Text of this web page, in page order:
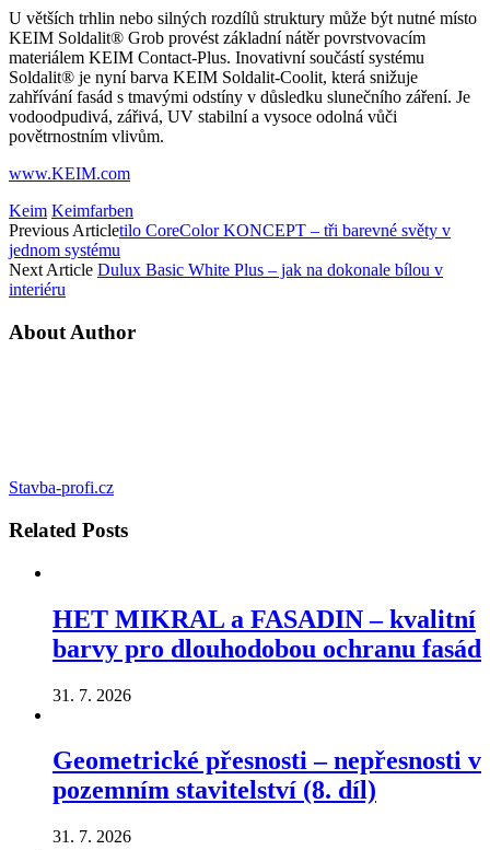
U větších trhlin nebo silných rozdílů struktury může být nutné místo
KEIM Soldalit® Grob provést základní nátěr povrstvovacím
materiálem KEIM Contact-Plus. Inovativní součástí systému
Soldalit® je nyní barva KEIM Soldalit-Coolit, která snižuje
zahřívání fasád s tmavými odstíny v důsledku slunečního záření. Je
vodoodpudivá, zářivá, UV stabilní a vysoce odolná vůči
povětrnostním vlivům.
www.KEIM.com
Keim Keimfarben
Previous Articletilo CoreColor KONCEPT – tři barevné světy v
jednom systému
Next Article Dulux Basic White Plus – jak na dokonale bílou v
interiéru
About Author
Stavba-profi.cz
Related Posts
HET MIKRAL a FASADIN – kvalitní
barvy pro dlouhodobou ochranu fasád
31. 7. 2026
Geometrické přesnosti – nepřesnosti v
pozemním stavitelství (8. díl)
31. 7. 2026